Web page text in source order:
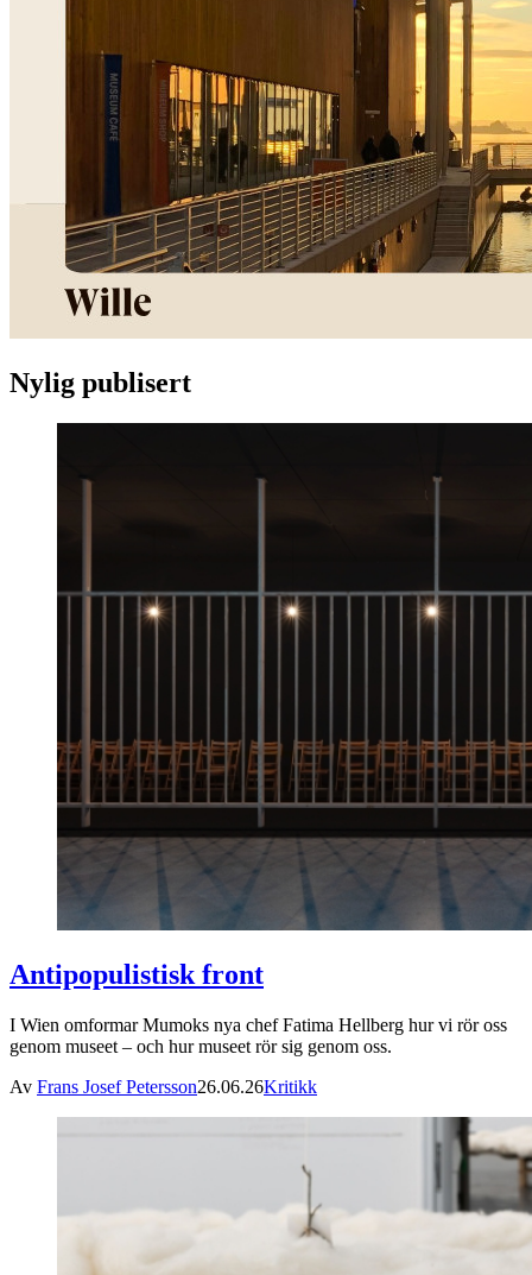
Nylig publisert
Antipopulistisk front
I Wien omformar Mumoks nya chef Fatima Hellberg hur vi rör oss
genom museet – och hur museet rör sig genom oss.
Av Frans Josef Petersson26.06.26Kritikk